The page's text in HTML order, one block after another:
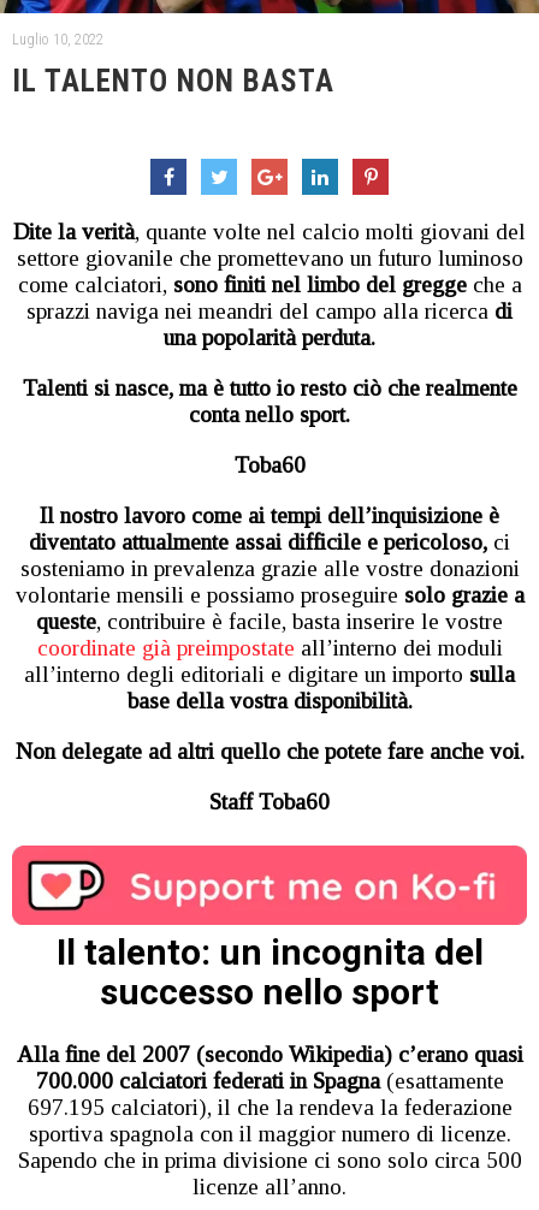
Luglio 10, 2022
IL TALENTO NON BASTA
Dite la verità, quante volte nel calcio molti giovani del
settore giovanile che promettevano un futuro luminoso
come calciatori, sono finiti nel limbo del greggeche a
sprazzi naviga nei meandri del campo alla ricerca di
una popolarità perduta.
Talenti si nasce, ma è tutto io resto ciò che realmente
conta nello sport.
Toba60
Il nostro lavoro come ai tempi dell’inquisizione è
diventato attualmente assai difficile e pericoloso, ci
sosteniamo in prevalenza grazie alle vostre donazioni
volontarie mensili e possiamo proseguire solo grazie a
queste, contribuire è facile, basta inserire le vostre
coordinate già preimpostate all’interno dei moduli
all’interno degli editoriali e digitare un importo sulla
base della vostra disponibilità.
Non delegate ad altri quello che potete fare anche voi.
Staff Toba60
Il talento: un incognita del
successo nello sport
Alla fine del 2007 (secondo Wikipedia) c’erano quasi
700.000 calciatori federati in Spagna(esattamente
697.195 calciatori), il che la rendeva la federazione
sportiva spagnola con il maggior numero di licenze.
Sapendo che in prima divisione ci sono solo circa 500
licenze all’anno.